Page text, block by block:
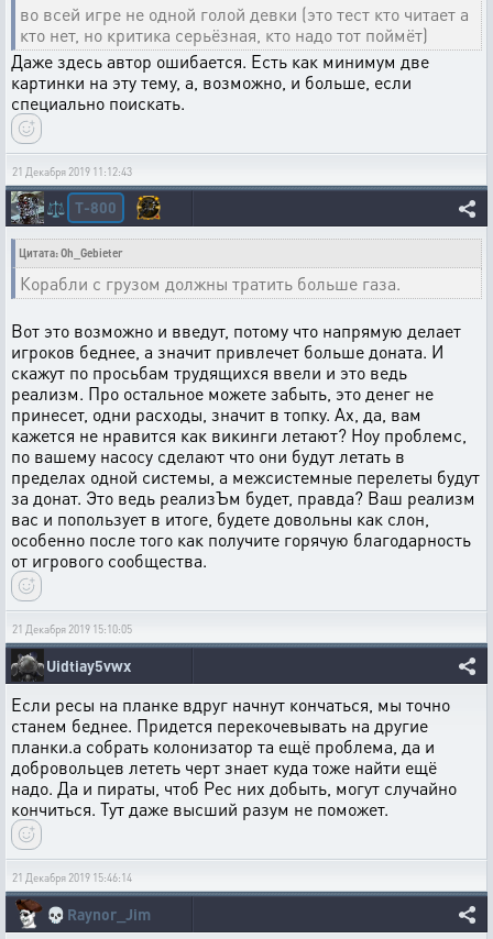
во всей игре не одной голой девки (это тест кто читает а
кто нет, но критика серьёзная, кто надо тот поймёт)
Даже здесь автор ошибается. Есть как минимум две
картинки на эту тему, а, возможно, и больше, если
специально поискать.
21 Декабря 2019 11:12:43
⚖️ T-800
Цитата: Oh_Gebieter
Корабли с грузом должны тратить больше газа.
Вот это возможно и введут, потому что напрямую делает
игроков беднее, а значит привлечет больше доната. И
скажут по просьбам трудящихся ввели и это ведь
реализм. Про остальное можете забыть, это денег не
принесет, одни расходы, значит в топку. Ах, да, вам
кажется не нравится как викинги летают? Ноу проблемс,
по вашему насосу сделают что они будут летать в
пределах одной системы, а межсистемные перелеты будут
за донат. Это ведь реализЪм будет, правда? Ваш реализм
вас и попользует в итоге, будете довольны как слон,
особенно после того как получите горячую благодарность
от игрового сообщества.
21 Декабря 2019 15:10:05
Uidtiay5vwx
Если ресы на планке вдруг начнут кончаться, мы точно
станем беднее. Придется перекочевывать на другие
планки.а собрать колонизатор та ещё проблема, да и
добровольцев лететь черт знает куда тоже найти ещё
надо. Да и пираты, чтоб Рес них добыть, могут случайно
кончиться. Тут даже высший разум не поможет.
21 Декабря 2019 15:46:14
💀 Raynor_Jim